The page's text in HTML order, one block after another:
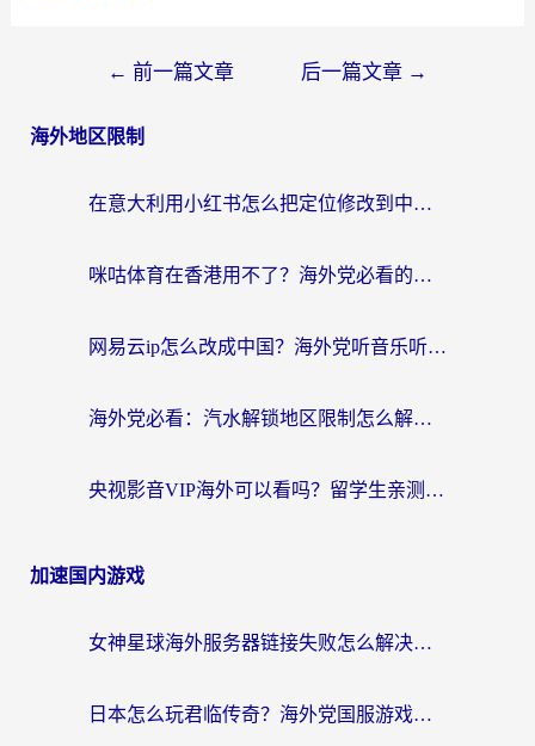
← 前一篇文章 后一篇文章 →
海外地区限制
在意大利用小红书怎么把定位修改到中国国内？3个实用技巧+1个靠谱工具帮你搞定
咪咕体育在香港用不了？海外党必看的回国加速器选择指南（附3个真实场景解决方案）
网易云ip怎么改成中国？海外党听音乐听书的无痛解决方案
海外党必看：汽水解锁地区限制怎么解除？3招解决国内影音&生活服务难题
央视影音VIP海外可以看吗？留学生亲测有效的回国加速器选择指南
加速国内游戏
女神星球海外服务器链接失败怎么解决？海外党国服游戏加速避坑指南
日本怎么玩君临传奇？海外党国服游戏加速避坑指南（附菲律宾欧洲玩家实测）